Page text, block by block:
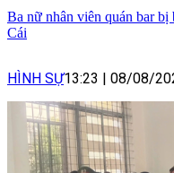
Ba nữ nhân viên quán bar
Cái
HÌNH SỰ13:23 08/08/